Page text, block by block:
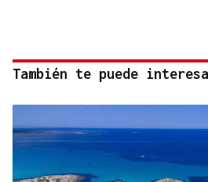
También te puede